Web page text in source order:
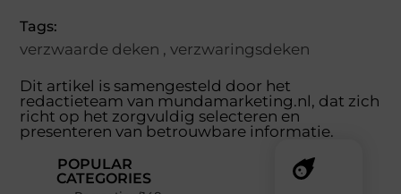
Tags:
verzwaarde deken ,verzwaringsdeken
Dit artikel is samengesteld door het
redactieteam van mundamarketing.nl, dat zich
richt op het zorgvuldig selecteren en
presenteren van betrouwbare informatie.
POPULAR
CATEGORIES